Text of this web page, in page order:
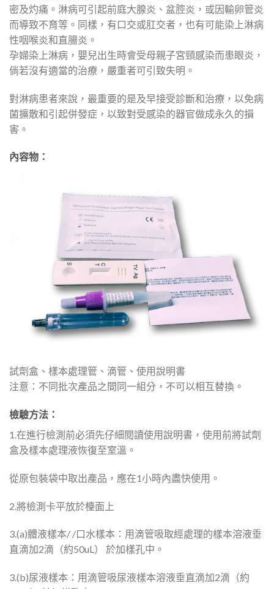
密及灼痛。淋病可引起前庭大腺炎、盆腔炎，或因輸卵管炎
而導致不育等。同樣，有口交或肛交者，也有可能染上淋病
性咽喉炎和直腸炎。
孕婦染上淋病，嬰兒出生時會受母親子宮頸感染而患眼炎，
倘若沒有適當的治療，嚴重者可引致失明。
對淋病患者來說，最重要的是及早接受診斷和治療，以免病
菌擴散和引起併發症，以致對受感染的器官做成永久的損
害。
內容物：
試劑盒、樣本處理管、滴管、使用說明書
注意：不同批次產品之間同一組分，不可以相互替換。
檢驗方法：
1.在進行檢測前必須先仔細閱讀使用說明書，使用前將試劑
盒及樣本處理液恢復至室溫。
從原包裝袋中取出產品，應在1小時內盡快使用。
2.將檢測卡平放於檯面上
3.(a)體液樣本/ /口水樣本：用滴管吸取經處理的樣本溶液垂
直滴加2滴（約50uL） 於加樣孔中。
3.(b)尿液樣本：用滴管吸尿液樣本溶液垂直滴加2滴（約